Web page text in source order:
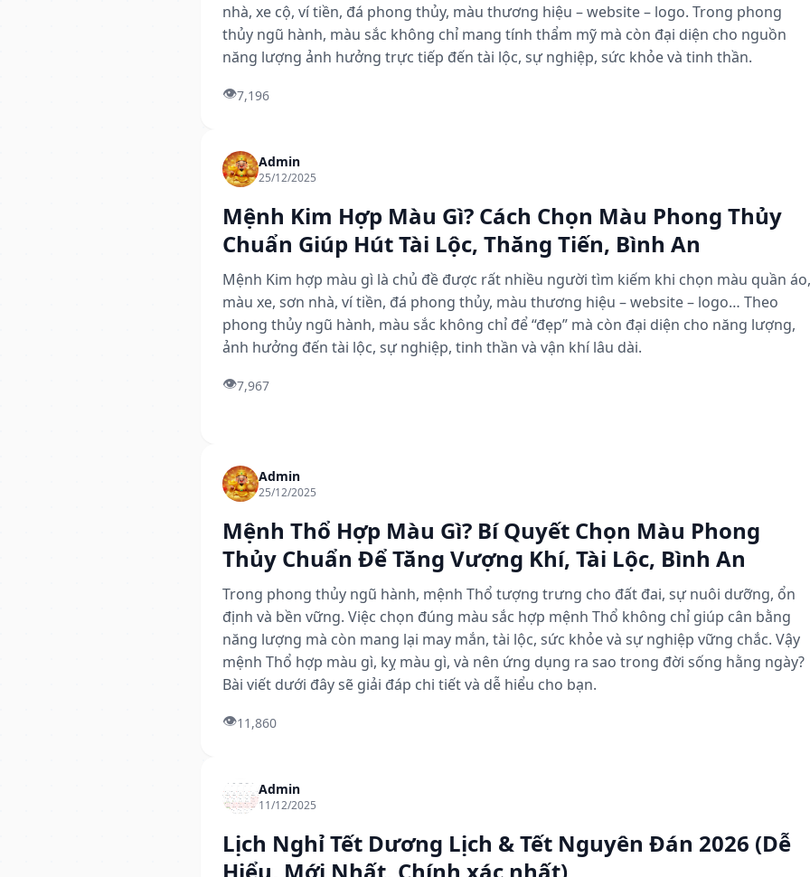
nhà, xe cộ, ví tiền, đá phong thủy, màu thương hiệu – website – logo. Trong phong
thủy ngũ hành, màu sắc không chỉ mang tính thẩm mỹ mà còn đại diện cho nguồn
năng lượng ảnh hưởng trực tiếp đến tài lộc, sự nghiệp, sức khỏe và tinh thần.
👁️7,196
Admin
25/12/2025
Mệnh Kim Hợp Màu Gì? Cách Chọn Màu Phong Thủy
Chuẩn Giúp Hút Tài Lộc, Thăng Tiến, Bình An
Mệnh Kim hợp màu gì là chủ đề được rất nhiều người tìm kiếm khi chọn màu quần áo,
màu xe, sơn nhà, ví tiền, đá phong thủy, màu thương hiệu – website – logo… Theo
phong thủy ngũ hành, màu sắc không chỉ để “đẹp” mà còn đại diện cho năng lượng,
ảnh hưởng đến tài lộc, sự nghiệp, tinh thần và vận khí lâu dài.
👁️7,967
Admin
25/12/2025
Mệnh Thổ Hợp Màu Gì? Bí Quyết Chọn Màu Phong
Thủy Chuẩn Để Tăng Vượng Khí, Tài Lộc, Bình An
Trong phong thủy ngũ hành, mệnh Thổ tượng trưng cho đất đai, sự nuôi dưỡng, ổn
định và bền vững. Việc chọn đúng màu sắc hợp mệnh Thổ không chỉ giúp cân bằng
năng lượng mà còn mang lại may mắn, tài lộc, sức khỏe và sự nghiệp vững chắc. Vậy
mệnh Thổ hợp màu gì, kỵ màu gì, và nên ứng dụng ra sao trong đời sống hằng ngày?
Bài viết dưới đây sẽ giải đáp chi tiết và dễ hiểu cho bạn.
👁️11,860
Admin
11/12/2025
Lịch Nghỉ Tết Dương Lịch & Tết Nguyên Đán 2026 (Dễ
Hiểu, Mới Nhất, Chính xác nhất)